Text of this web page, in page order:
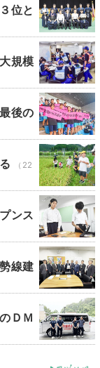
位と
規模
後の
（22
ンス
線建
ＤＭ